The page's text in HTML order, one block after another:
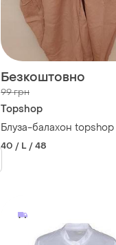
Безкоштовно
99 грн
Topshop
Блуза-балахон topshop
40 / L / 48